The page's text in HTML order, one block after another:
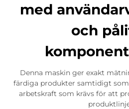
med
och
Denna maskin ger exakt
färdiga produkter samtidigt
arbetskraft som krävs för att